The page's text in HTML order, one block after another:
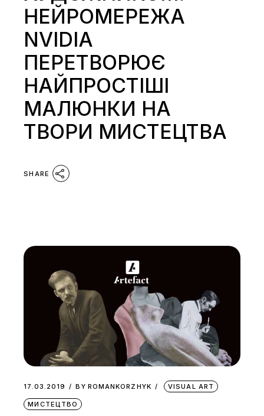
НЕЙРОМЕРЕЖА
NVIDIA
ПЕРЕТВОРЮЄ
НАЙПРОСТІШІ
МАЛЮНКИ НА
ТВОРИ МИСТЕЦТВА
SHARE
17.03.2019 BY ROMANKORZHYK VISUAL ART
МИСТЕЦТВО